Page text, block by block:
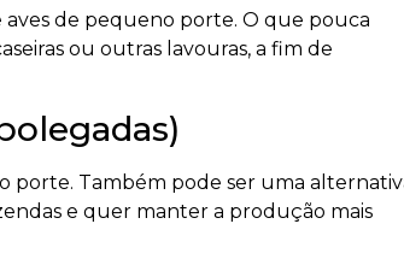
porte. Também pode ser uma alternativa
e quer manter a produção mais
polegadas)
é a tela para o cercamento de porcos,